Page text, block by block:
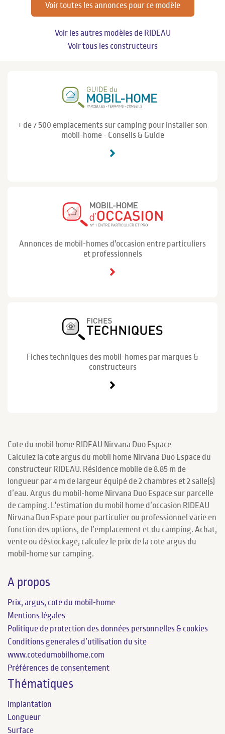
Voir toutes les annonces pour ce modèle
Voir les autres modèles de RIDEAU
Voir tous les constructeurs
+ de 7 500 emplacements sur camping pour installer son
mobil-home - Conseils & Guide
Annonces de mobil-homes d'occasion entre particuliers
et professionnels
Fiches techniques des mobil-homes par marques &
constructeurs
Cote du mobil home RIDEAU Nirvana Duo Espace
Calculez la cote argus du mobil home Nirvana Duo Espace du
constructeur RIDEAU. Résidence mobile de 8.85 m de
longueur par 4 m de largeur équipé de 2 chambres et 2 salle(s)
d’eau. Argus du mobil-home Nirvana Duo Espace sur parcelle
de camping. L'estimation du mobil home d’occasion RIDEAU
Nirvana Duo Espace pour particulier ou professionnel varie en
fonction des options, de l’emplacement et du camping. Achat,
vente ou déstockage, calculez le prix de la cote argus du
mobil-home sur camping.
A propos
Prix, argus, cote du mobil-home
Mentions légales
Politique de protection des données personnelles & cookies
Conditions generales d’utilisation du site
www.cotedumobilhome.com
Préférences de consentement
Thématiques
Implantation
Longueur
Surface